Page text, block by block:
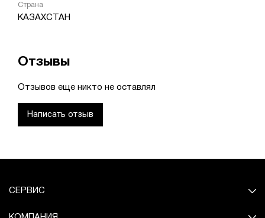
Страна
КАЗАХСТАН
Отзывы
Отзывов еще никто не оставлял
Написать отзыв
СЕРВИС